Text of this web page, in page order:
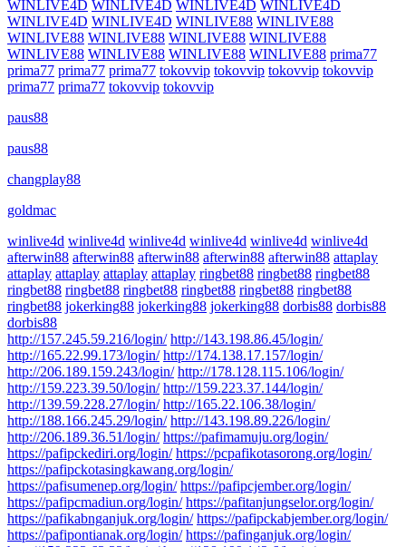
WINLIVE4D WINLIVE4D WINLIVE4D WINLIVE4D
WINLIVE4D WINLIVE4D WINLIVE88 WINLIVE88
WINLIVE88 WINLIVE88 WINLIVE88 WINLIVE88
WINLIVE88 WINLIVE88 WINLIVE88 WINLIVE88 prima77
prima77 prima77 prima77 tokovvip tokovvip tokovvip tokovvip
prima77 prima77 tokovvip tokovvip
paus88
paus88
changplay88
goldmac
winlive4d winlive4d winlive4d winlive4d winlive4d winlive4d
afterwin88 afterwin88 afterwin88 afterwin88 afterwin88 attaplay
attaplay attaplay attaplay attaplay ringbet88 ringbet88 ringbet88
ringbet88 ringbet88 ringbet88 ringbet88 ringbet88 ringbet88
ringbet88 jokerking88 jokerking88 jokerking88 dorbis88 dorbis88
dorbis88
http://157.245.59.216/login/ http://143.198.86.45/login/
http://165.22.99.173/login/ http://174.138.17.157/login/
http://206.189.159.243/login/ http://178.128.115.106/login/
http://159.223.39.50/login/ http://159.223.37.144/login/
http://139.59.228.27/login/ http://165.22.106.38/login/
http://188.166.245.29/login/ http://143.198.89.226/login/
http://206.189.36.51/login/ https://pafimamuju.org/login/
https://pafipckediri.org/login/ https://pcpafikotasorong.org/login/
https://pafipckotasingkawang.org/login/
https://pafisumenep.org/login/ https://pafipcjember.org/login/
https://pafipcmadiun.org/login/ https://pafitanjungselor.org/login/
https://pafikabnganjuk.org/login/ https://pafipckabjember.org/login/
https://pafipontianak.org/login/ https://pafinganjuk.org/login/